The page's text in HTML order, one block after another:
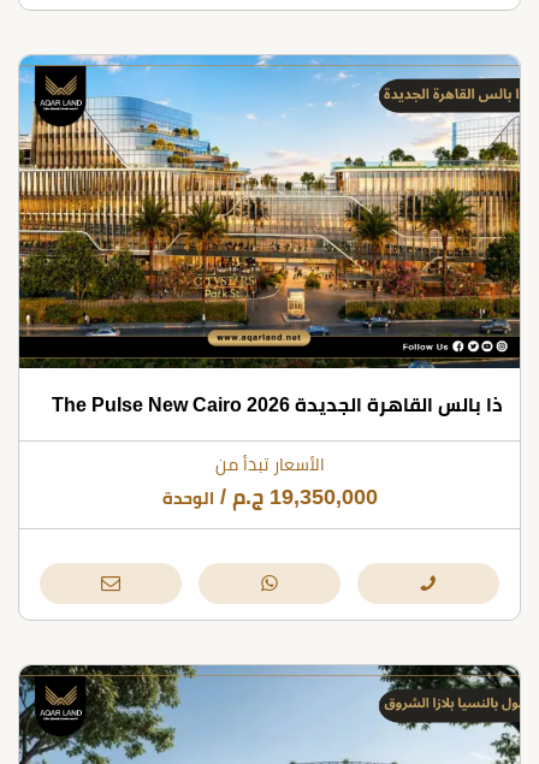
ذا بالس القاهرة الجديدة 2026 The Pulse New Cairo
الأسعار تبدأ من
19,350,000 ج.م / الوحدة